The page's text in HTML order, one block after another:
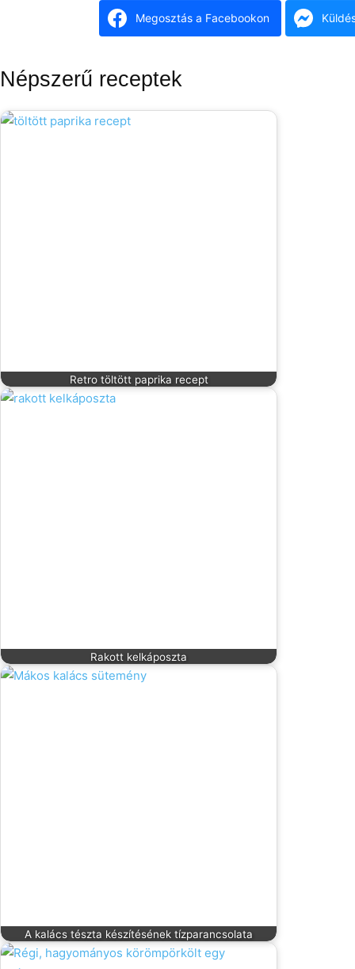
Megosztás a Facebookon
Népszerű receptek
Retro töltött paprika recept
Rakott kelkáposzta
A kalács tészta készítésének tízparancsolata